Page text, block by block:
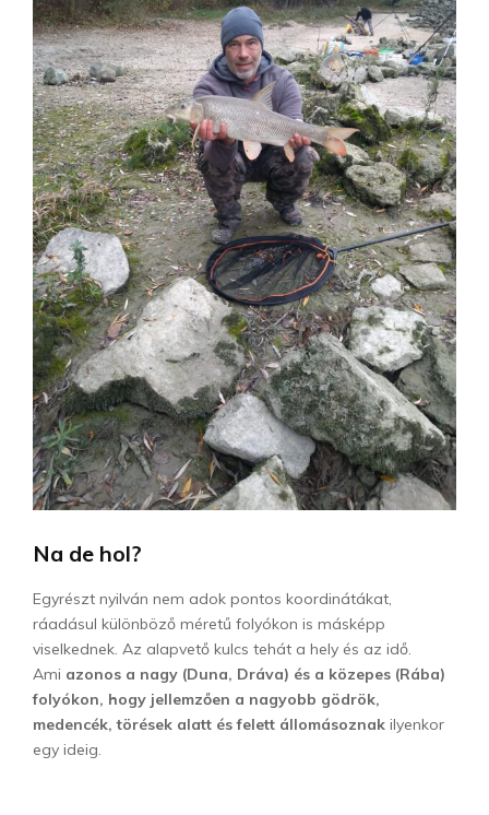
Na de hol?
Egyrészt nyilván nem adok pontos koordinátákat,
ráadásul különböző méretű folyókon is másképp
viselkednek. Az alapvető kulcs tehát a hely és az idő.
Ami azonos a nagy (Duna, Dráva) és a közepes (Rába)
folyókon, hogy jellemzően a nagyobb gödrök,
medencék, törések alatt és felett állomásoznak ilyenkor
egy ideig.